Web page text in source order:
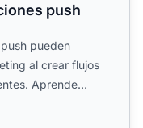
push
pueden
al crear flujos
Aprende